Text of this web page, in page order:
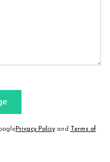
Privacy Policyand
Terms of